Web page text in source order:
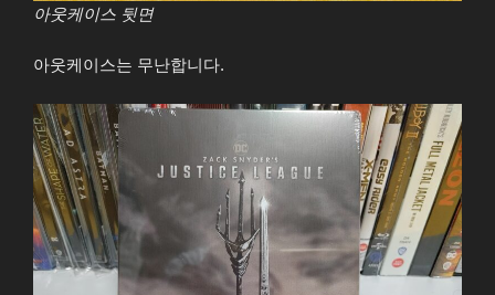
아웃케이스 뒷면
아웃케이스는 무난합니다.